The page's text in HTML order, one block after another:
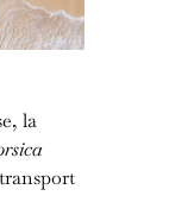
la